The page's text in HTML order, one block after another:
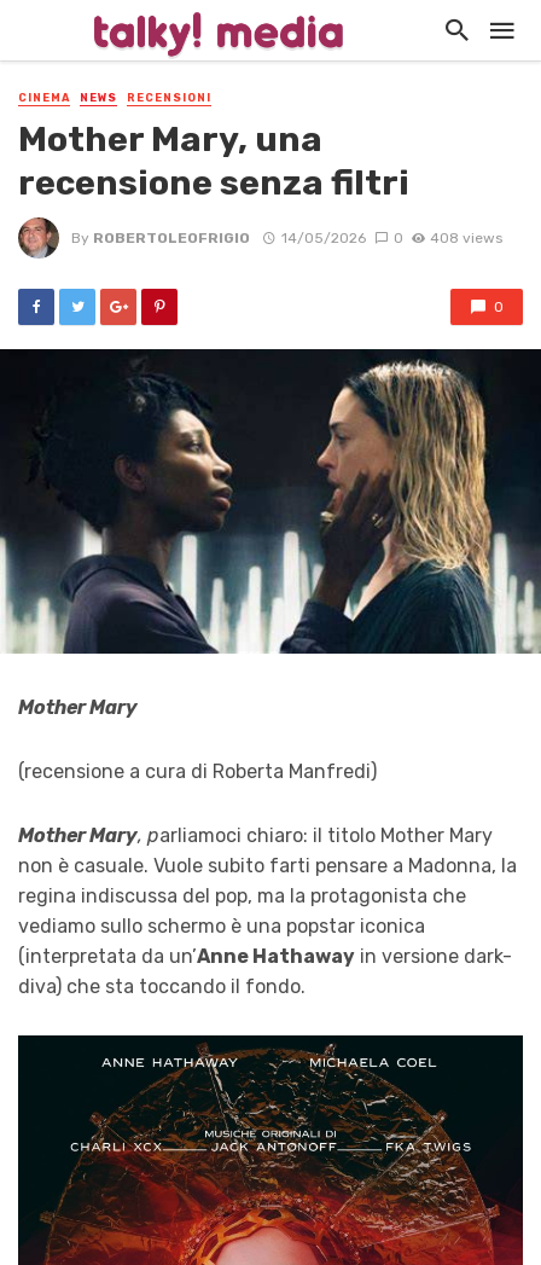
CINEMA NEWS RECENSIONI
Mother Mary, una
recensione senza filtri
By ROBERTOLEOFRIGIO 14/05/2026 0 408 views
0
Mother Mary
(recensione a cura di Roberta Manfredi)
Mother Mary, parliamoci chiaro: il titolo Mother Mary
non è casuale. Vuole subito farti pensare a Madonna, la
regina indiscussa del pop, ma la protagonista che
vediamo sullo schermo è una popstar iconica
(interpretata da un’Anne Hathaway in versione dark-
diva) che sta toccando il fondo.